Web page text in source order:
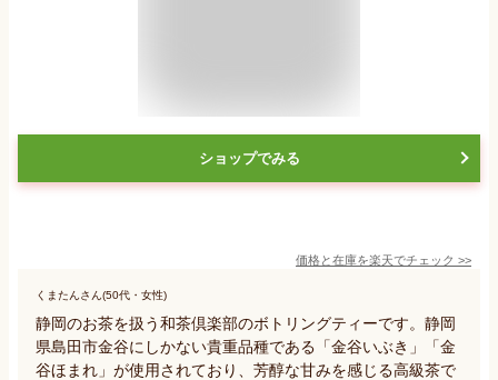
ショップでみる
価格と在庫を楽天でチェック >>
くまたんさん(50代・女性)
静岡のお茶を扱う和茶倶楽部のボトリングティーです。静岡
県島田市金谷にしかない貴重品種である「金谷いぶき」「金
谷ほまれ」が使用されており、芳醇な甘みを感じる高級茶で